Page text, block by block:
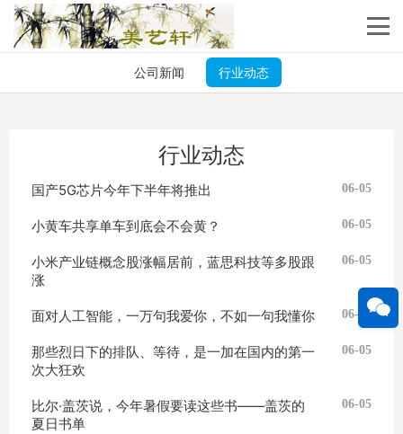
公司新闻 行业动态
行业动态
国产5G芯片今年下半年将推出 06-05
小黄车共享单车到底会不会黄？ 06-05
小米产业链概念股涨幅居前，蓝思科技等多股跟
涨
06-05
面对人工智能，一万句我爱你，不如一句我懂你 06-05
那些烈日下的排队、等待，是一加在国内的第一
次大狂欢
06-05
比尔·盖茨说，今年暑假要读这些书——盖茨的
夏日书单
06-05